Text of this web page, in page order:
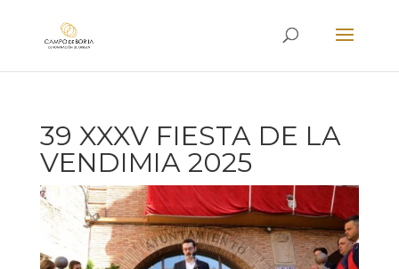
39 XXXV FIESTA DE LA
VENDIMIA 2025